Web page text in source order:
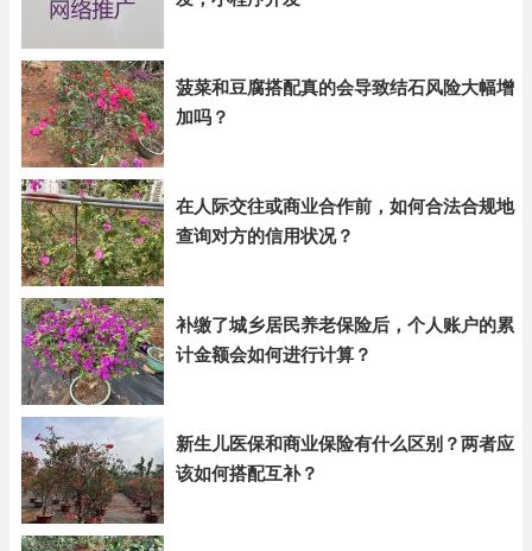
菠菜和豆腐搭配真的会导致结石风险大幅增
加吗？
在人际交往或商业合作前，如何合法合规地
查询对方的信用状况？
补缴了城乡居民养老保险后，个人账户的累
计金额会如何进行计算？
新生儿医保和商业保险有什么区别？两者应
该如何搭配互补？